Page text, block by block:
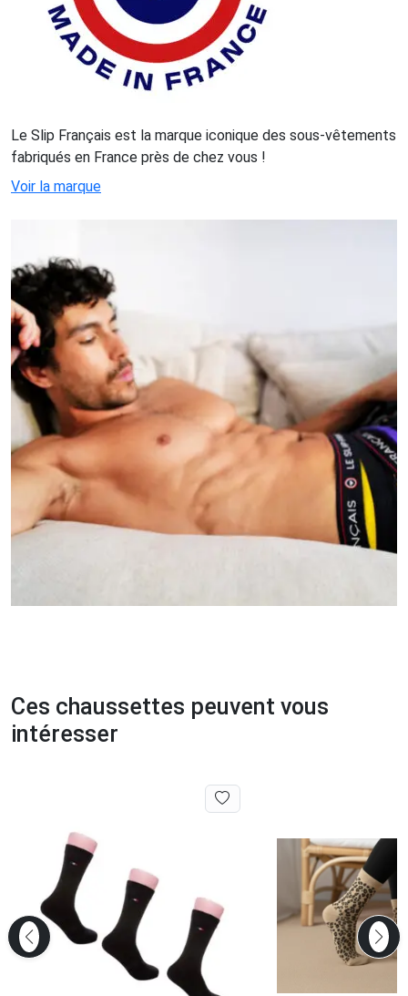
Le Slip Français est la marque iconique des sous-vêtements
fabriqués en France près de chez vous !
Voir la marque
Ces chaussettes peuvent vous
intéresser